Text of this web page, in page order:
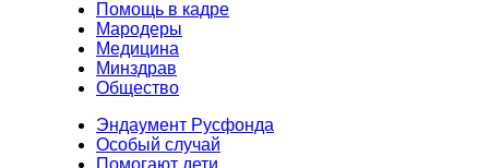
Помощь в кадре
Мародеры
Медицина
Минздрав
Общество
Эндаумент Русфонда
Особый случай
Помогают дети